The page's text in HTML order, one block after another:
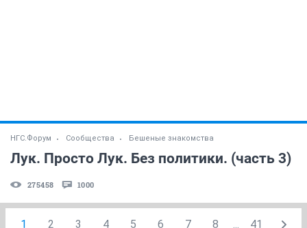
НГС.Форум Сообщества Бешеные знакомства
Лук. Просто Лук. Без политики. (часть 3)
275458 1000
1 2 3 4 5 6 7 8 41